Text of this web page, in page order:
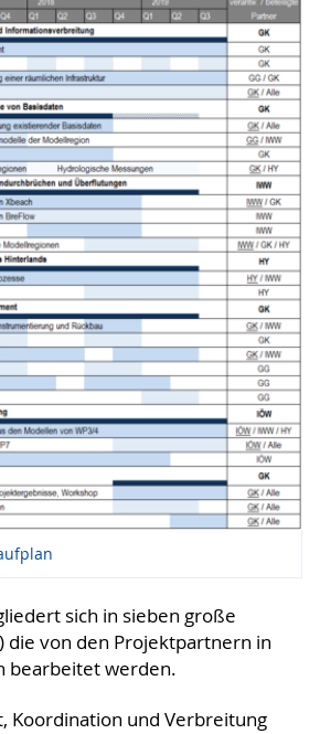
sich in sieben große
die von den Projektpartnern in
bearbeitet werden.
Koordination und Verbreitung